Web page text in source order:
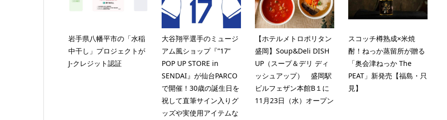
岩手県八幡平市の「水稲
中干し」プロジェクトが
J-クレジット認証
大谷翔平選手のミュージ
アム風ショップ『”17”
POP UP STORE in
SENDAI』が仙台PARCO
で開催！30歳の誕生日を
祝して直筆サイン入りグ
ッズや実使用アイテムな
【ホテルメトロポリタン
盛岡】Soup&Deli DISH
UP（スープ＆デリ ディ
ッシュアップ） 盛岡駅
ビルフェザン本館B１に
11月23日（水）オープン
スコッチ樽熟成×米焼
酎！ねっか蒸留所が贈る
「奥会津ねっか The
PEAT」新発売【福島・只
見】